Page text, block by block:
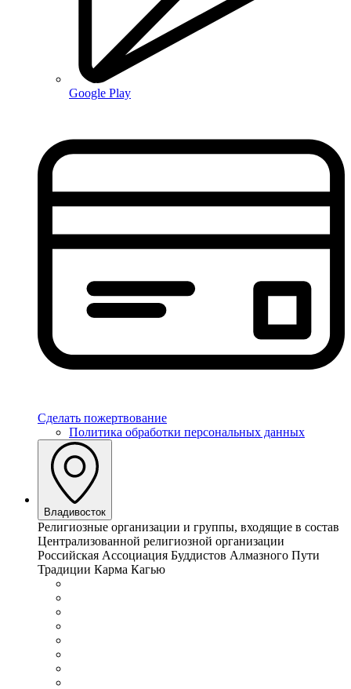
Google Play
Сделать пожертвование
Политика обработки персональных данных
Владивосток
Религиозные организации и группы, входящие в состав
Централизованной религиозной организации
Российская Ассоциация Буддистов Алмазного Пути
Традиции Карма Кагью